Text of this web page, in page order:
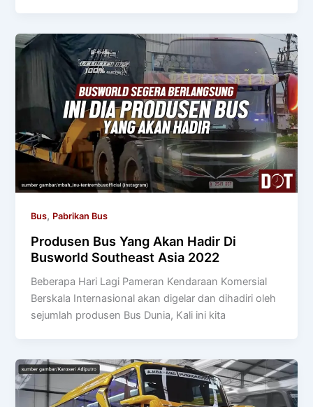
Bus, Pabrikan Bus
Produsen Bus Yang Akan Hadir Di
Busworld Southeast Asia 2022
Beberapa Hari Lagi Pameran Kendaraan Komersial
Berskala Internasional akan digelar dan dihadiri oleh
sejumlah produsen Bus Dunia, Kali ini kita